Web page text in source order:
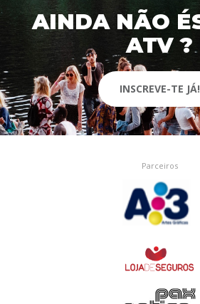
AINDA NÃO
ATV ?
INSCREVE-TE JÁ!
Parceiros